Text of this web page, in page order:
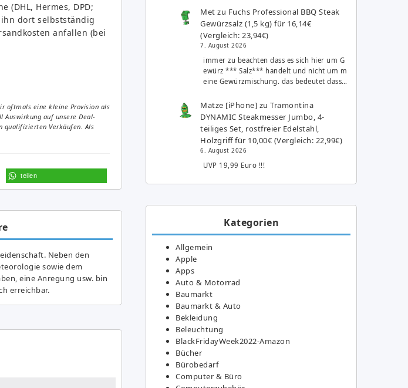
(DHL, Hermes, DPD;
dort selbstständig
anfallen (bei
oftmals eine kleine Provision als
Auswirkung auf unsere Deal-
qualifizierten Verkäufen. Als
teilen
Neben den
sowie dem
eine Anregung usw. bin
erreichbar.
Met zu Fuchs Professional BBQ Steak
Gewürzsalz (1,5 kg) für 16,14€
(Vergleich: 23,94€)
7. August 2026
immer zu beachten dass es sich hier um G
ewürz *** Salz*** handelt und nicht um m
eine Gewürzmischung. das bedeutet dass…
Matze [iPhone] zuTramontina
DYNAMIC Steakmesser Jumbo, 4-
teiliges Set, rostfreier Edelstahl,
Holzgriff für 10,00€ (Vergleich: 22,99€)
6. August 2026
UVP 19,99 Euro !!!
Kategorien
Allgemein
Apple
Apps
Auto & Motorrad
Baumarkt
Baumarkt & Auto
Bekleidung
Beleuchtung
BlackFridayWeek2022-Amazon
Bücher
Bürobedarf
Computer & Büro